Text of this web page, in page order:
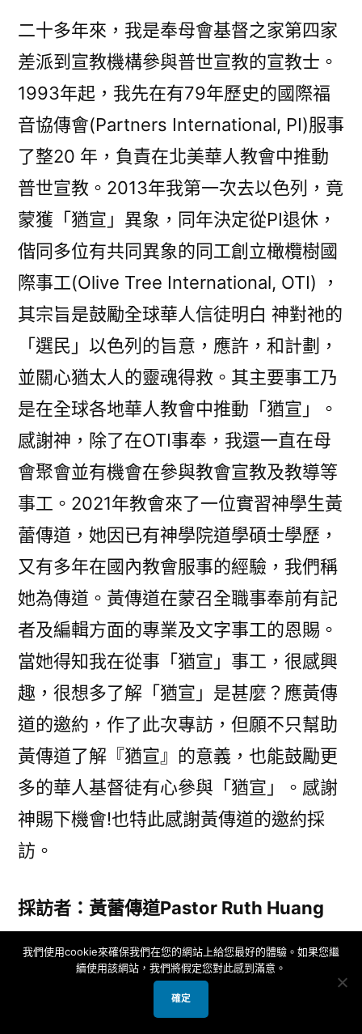
是
麼？〉
二十多年來，我是奉母會基督之家第四家
差派到宣教機構參與普世宣教的宣教士。
1993年起，我先在有79年歷史的國際福
音協傳會(Partners International, PI)服事
了整20 年，負責在北美華人教會中推動
普世宣教。2013年我第一次去以色列，竟
蒙獲「猶宣」異象，同年決定從PI退休，
偕同多位有共同異象的同工創立橄欖樹國
際事工(Olive Tree International, OTI) ，
其宗旨是鼓勵全球華人信徒明白 神對祂的
「選民」以色列的旨意，應許，和計劃，
並關心猶太人的靈魂得救。其主要事工乃
是在全球各地華人教會中推動「猶宣」。
感謝神，除了在OTI事奉，我還一直在母
會聚會並有機會在參與教會宣教及教導等
事工。2021年教會來了一位實習神學生黃
蕾傳道，她因已有神學院道學碩士學歷，
又有多年在國內教會服事的經驗，我們稱
她為傳道。黃傳道在蒙召全職事奉前有記
者及編輯方面的專業及文字事工的恩賜。
當她得知我在從事「猶宣」事工，很感興
趣，很想多了解「猶宣」是甚麼？應黃傳
道的邀約，作了此次專訪，但願不只幫助
黃傳道了解『猶宣』的意義，也能鼓勵更
多的華人基督徒有心參與「猶宣」。感謝
神賜下機會!也特此感謝黃傳道的邀約採
訪。
採訪者：黃蕾傳道Pastor Ruth Huang
黃蕾傳道曾任中學老師 ，財經方面之新聞
記者及雜誌編輯。蒙神呼召，赴新加坡浸
我們使用cookie來確保我們在您的網站上給您最好的體驗。如果您繼
續使用該網站，我們將假定您對此感到滿意。
確定